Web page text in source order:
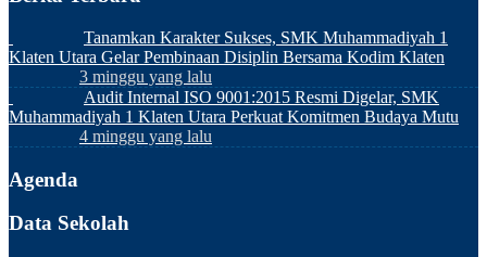
Tanamkan Karakter Sukses, SMK Muhammadiyah 1
Klaten Utara Gelar Pembinaan Disiplin Bersama Kodim Klaten
3 minggu yang lalu
Audit Internal ISO 9001:2015 Resmi Digelar, SMK
Muhammadiyah 1 Klaten Utara Perkuat Komitmen Budaya Mutu
4 minggu yang lalu
Agenda
Data Sekolah